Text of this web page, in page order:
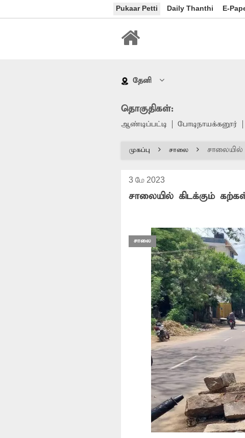
Pukaar Petti Daily Thanthi E-
தேனி
தொகுதிகள்:
ஆண்டிப்பட்டி போடிநாயக்கனூர்
முகப்பு சாலை சாலையில்
3 மே 2023
சாலையில் கிடக்கும்
சாலை